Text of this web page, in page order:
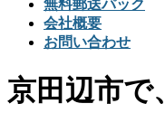
無料郵送パック
会社概要
お問い合わせ
京田辺市で、